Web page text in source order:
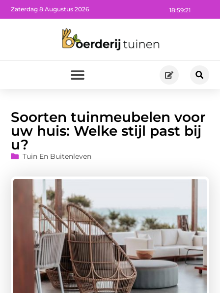
18:59:22
Zaterdag 8 Augustus 2026
Soorten tuinmeubelen voor
uw huis: Welke stijl past bij
u?
Tuin En Buitenleven